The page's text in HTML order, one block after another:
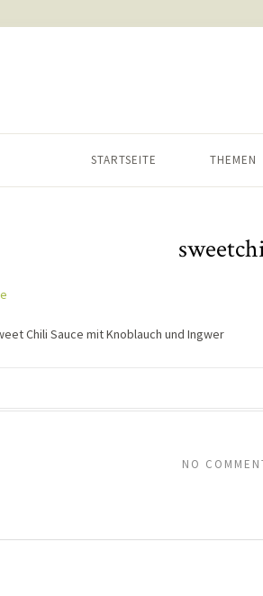
STARTSEITE THEMEN
Chili Sauce mit Knoblauch und Ingwer
NO